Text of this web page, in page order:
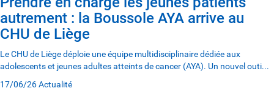
autrement : la Boussole AYA arrive au
CHU de Liège
Le CHU de Liège déploie une équipe multidisciplinaire dédiée aux
adolescents et jeunes adultes atteints de cancer (AYA). Un nouvel outi...
17/06/26Actualité